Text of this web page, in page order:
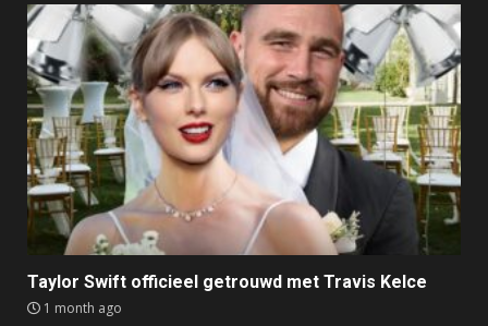
Taylor Swift officieel getrouwd met Travis Kelce
1 month ago